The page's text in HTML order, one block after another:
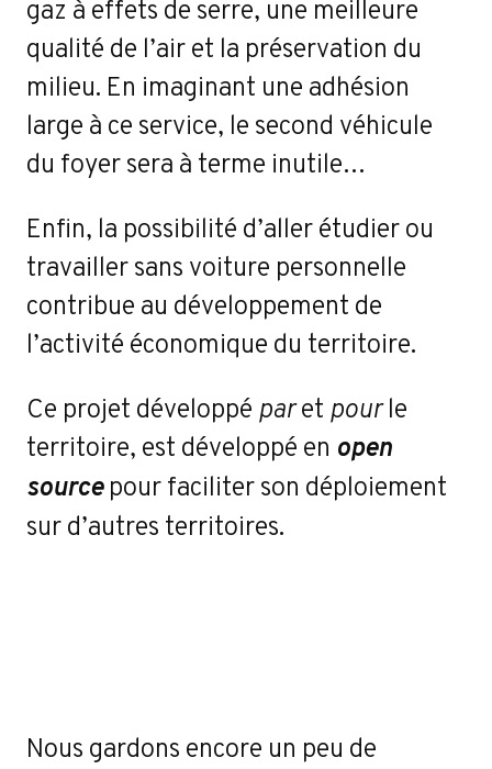
gaz à effets de serre, une meilleure
qualité de l’air et la préservation du
milieu. En imaginant une adhésion
large à ce service, le second véhicule
du foyer sera à terme inutile…
Enfin, la possibilité d’aller étudier ou
travailler sans voiture personnelle
contribue au développement de
l’activité économique du territoire.
Ce projet développé paret pourle
territoire, est développé en open
sourcepour faciliter son déploiement
sur d’autres territoires.
Nous gardons encore un peu de